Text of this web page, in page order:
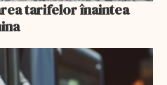
tarifelor înaintea